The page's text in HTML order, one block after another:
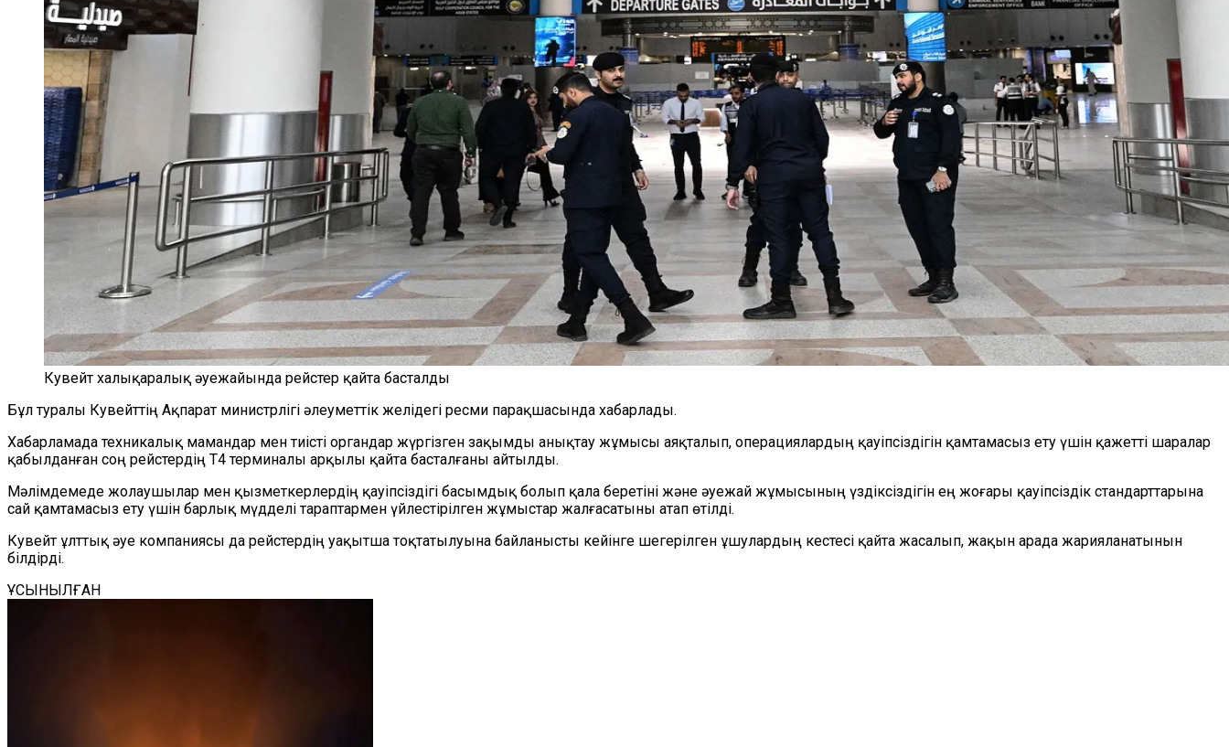
Кувейт халықаралық әуежайында рейстер қайта басталды
Бұл туралы Кувейттің Ақпарат министрлігі әлеуметтік желідегі ресми парақшасында хабарлады.
Хабарламада техникалық мамандар мен тиісті органдар жүргізген зақымды анықтау жұмысы аяқталып, операциялардың қауіпсіздігін қамтамасыз ету үшін қажетті шаралар
қабылданған соң рейстердің T4 терминалы арқылы қайта басталғаны айтылды.
Мәлімдемеде жолаушылар мен қызметкерлердің қауіпсіздігі басымдық болып қала беретіні және әуежай жұмысының үздіксіздігін ең жоғары қауіпсіздік стандарттарына
сай қамтамасыз ету үшін барлық мүдделі тараптармен үйлестірілген жұмыстар жалғасатыны атап өтілді.
Кувейт ұлттық әуе компаниясы да рейстердің уақытша тоқтатылуына байланысты кейінге шегерілген ұшулардың кестесі қайта жасалып, жақын арада жарияланатынын
білдірді.
ҰСЫНЫЛҒАН